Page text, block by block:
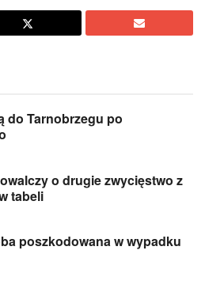
do Tarnobrzegu po
o drugie zwycięstwo z
tabeli
poszkodowana w wypadku